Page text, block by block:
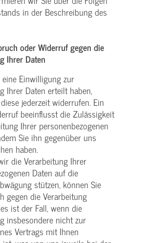
in der Beschreibung des
oder Widerruf gegen die
Ihrer Daten
eine Einwilligung zur
Ihrer Daten erteilt haben,
jederzeit widerrufen. Ein
beeinflusst die Zulässigkeit
Ihrer personenbezogenen
Sie ihn gegenüber uns
haben.
die Verarbeitung Ihrer
Daten auf die
stützen, können Sie
gegen die Verarbeitung
ist der Fall, wenn die
insbesondere nicht zur
Vertrags mit Ihnen